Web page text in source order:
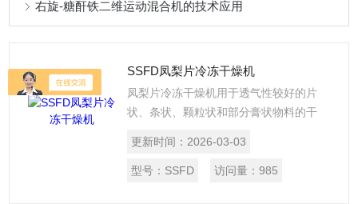
右旋-糖酐铁二维运动混合机的技术应用
SSFD凤梨片冷冻干燥机
凤梨片冷冻干燥机用于透气性较好的片
状、条状、颗粒状和部分膏状物料的干
高、热敏性材料尤为适合。具有干燥速率
高、蒸发强度高、产品质量好等优点。带
更新时间： 2026-03-03
型号： SSFD 访问量：985